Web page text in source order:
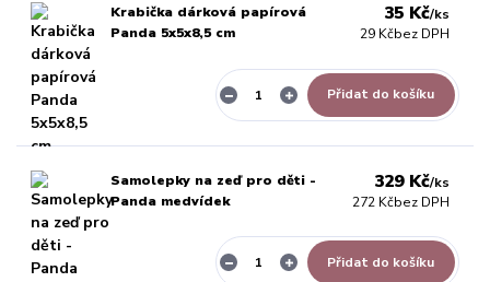
Krabička dárková papírová
Panda 5x5x8,5 cm
35 Kč/ks
29 Kčbez DPH
Přidat do košíku
Samolepky na zeď pro děti -
Panda medvídek
329 Kč/ks
272 Kčbez DPH
Přidat do košíku